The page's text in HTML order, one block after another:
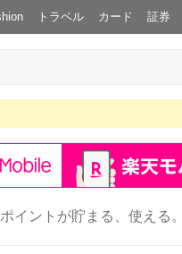
トラベル カード 証券
イントが貯まる、使える。